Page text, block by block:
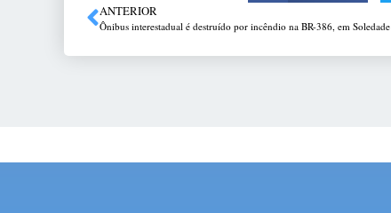
ANTERIOR
Ônibus interestadual é destruído por incêndio na BR-386, em Soledade